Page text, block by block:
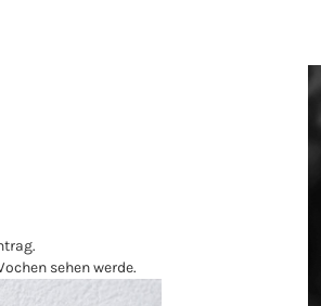
sehen werde.